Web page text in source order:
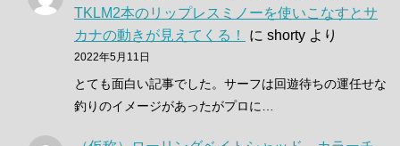
TKLM2本のリップレスミノーを使いこなすとサ
カナの動きが見えてくる！
に shorty より
2022年5月11日
とても面白い記事でした。サーフは回遊待ちの運任せな
釣りのイメージがあったがプロに…